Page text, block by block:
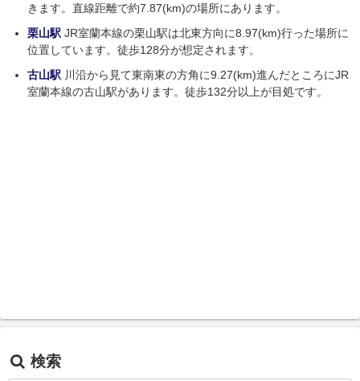
きます。直線距離で約7.87(km)の場所にあります。
栗山駅 JR室蘭本線の栗山駅は北東方向に8.97(km)行った場所に
位置しています。徒歩128分が想定されます。
古山駅 川沿から見て東南東の方角に9.27(km)進んだところにJR
室蘭本線の古山駅があります。徒歩132分以上が目処です。
検索